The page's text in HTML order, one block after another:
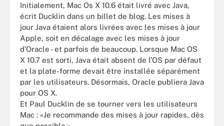
Initialement, Mac Os X 10.6 était livré avec Java,
écrit Ducklin dans un billet de blog. Les mises à
jour Java étaient alors livrées avec les mises à jour
Apple, soit en décalage avec les mises à jour
d’Oracle - et parfois de beaucoup. Lorsque Mac OS
X 10.7 est sorti, Java était absent de l’OS par défaut
et la plate-forme devait être installée séparément
par les utilisateurs. Désormais, Oracle publiera Java
pour OS X.
Et Paul Ducklin de se tourner vers les utilisateurs
Mac : «Je recommande des mises à jour rapides, dès